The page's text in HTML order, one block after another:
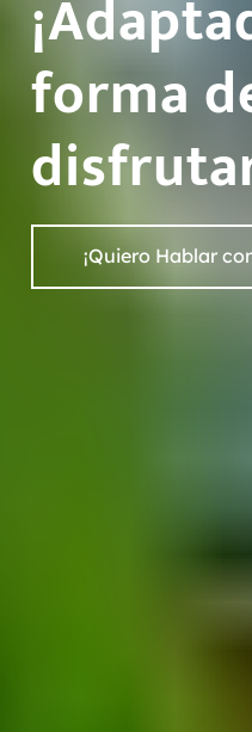
forma
¡Quiero Hablar